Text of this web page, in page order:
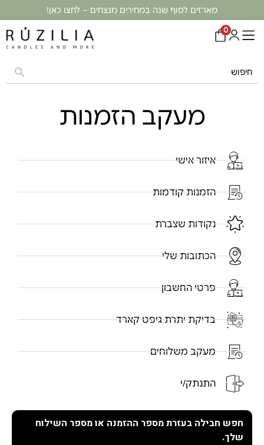
מארזים לסוף שנה במחירים מנצחים – לחצו כאן!
0
מעקב הזמנות
איזור אישי
הזמנות קודמות
נקודות שצברת
הכתובות שלי
פרטי החשבון
בדיקת יתרת גיפט קארד
מעקב משלוחים
התנתק/י
חפש חבילה בעזרת מספר ההזמנה או מספר השילוח
שלך.